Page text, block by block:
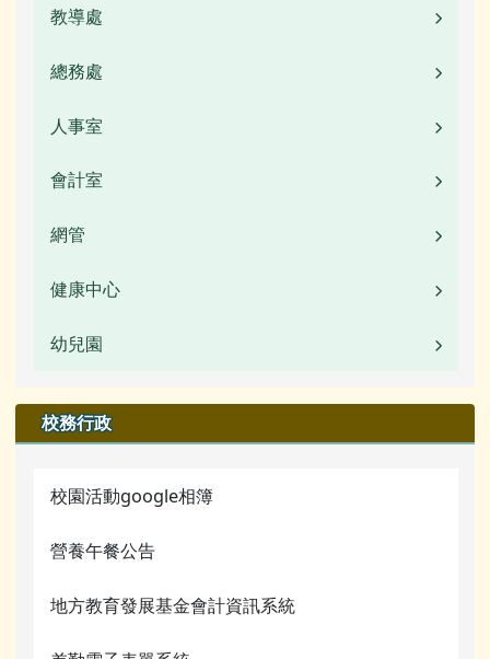
教導處
榮譽榜
行事曆
本土語言專區
圖書館數位資源館
總務處
活動相簿
公開資訊
檔案下載
行事曆
人事室
常用連結
會計室
校園公告
行事曆
網管
校園公告
活動相簿
校園影音
檔案下載
行事曆
網管常用連結
健康中心
校園公告
行事曆
幼兒園
業務職掌
活動相簿
榮譽榜
校園影音
校務行政
校園活動google相簿
營養午餐公告
地方教育發展基金會計資訊系統